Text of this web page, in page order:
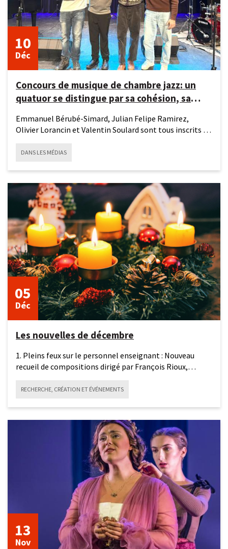
Concours de musique de chambre jazz: un
quatuor se distingue par sa cohésion, sa
Emmanuel Bérubé-Simard, Julian Felipe Ramirez,
Olivier Lorancin et Valentin Soulard sont tous inscrits à
10
Déc
DANS LES MÉDIAS
Les nouvelles de décembre
5
décembre
1. Pleins feux sur le personnel enseignant : Nouveau
recueil de compositions dirigé par François Rioux,
05
Déc
RECHERCHE, CRÉATION ET ÉVÉNEMENTS
13
Nov